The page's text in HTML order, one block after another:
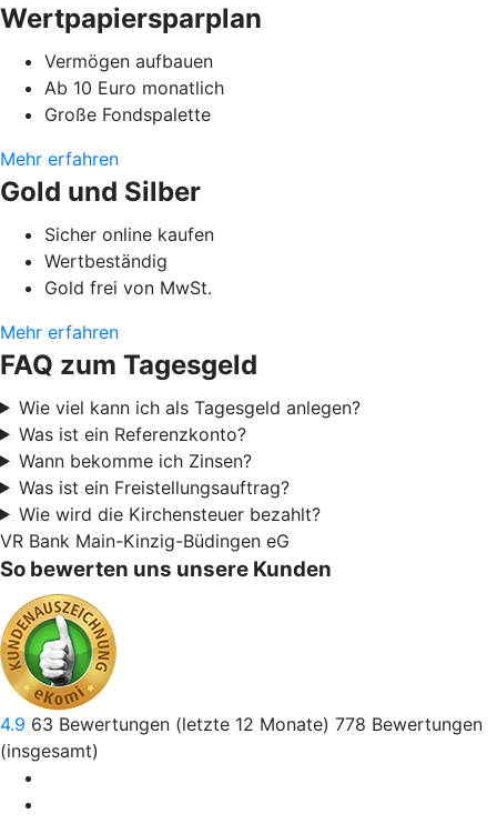
Wertpapiersparplan
Vermögen aufbauen
Ab 10 Euro monatlich
Große Fondspalette
Mehr erfahren
Gold und Silber
Sicher online kaufen
Wertbeständig
Gold frei von MwSt.
Mehr erfahren
FAQ zum Tagesgeld
Wie viel kann ich als Tagesgeld anlegen?
Was ist ein Referenzkonto?
Wann bekomme ich Zinsen?
Was ist ein Freistellungsauftrag?
Wie wird die Kirchensteuer bezahlt?
VR Bank Main-Kinzig-Büdingen eG
So bewerten uns unsere Kunden
4.9 63 Bewertungen (letzte 12 Monate) 778 Bewertungen
(insgesamt)